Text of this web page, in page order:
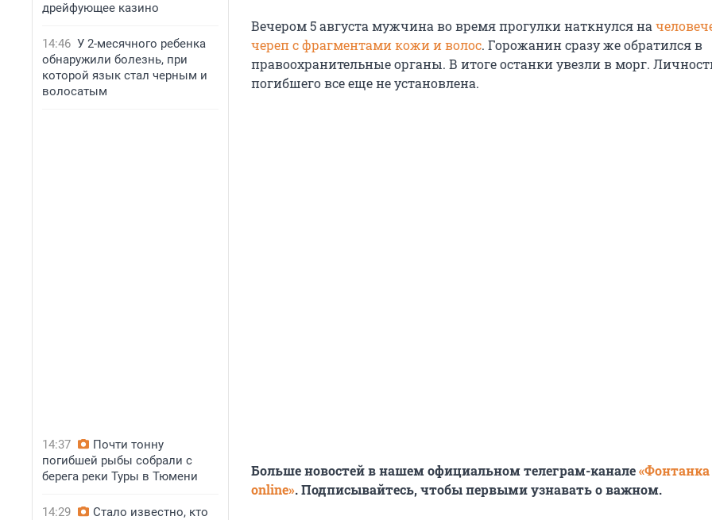
дрейфующее казино
14:46 У 2-месячного ребенка
обнаружили болезнь, при
которой язык стал черным и
волосатым
14:37
Почти тонну
погибшей рыбы собрали с
берега реки Туры в Тюмени
14:29
Стало известно, кто
Вечером 5 августа мужчина во время прогулки наткнулся на
череп с фрагментами кожи и волос. Горожанин сразу же обратился в
правоохранительные органы. В итоге останки увезли в морг.
погибшего все еще не установлена.
Больше новостей в нашем официальном телеграм-канале«Фонтанка
online». Подписывайтесь, чтобы первыми узнавать о важном.